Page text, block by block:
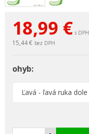
18,99 € s DPH
15,44 € bez DPH
ohyb:
Ľavá - ľavá ruka dole